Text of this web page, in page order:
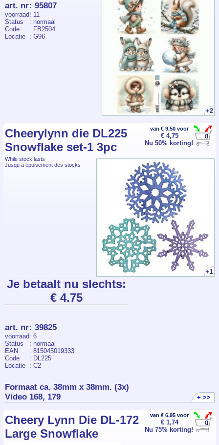
+2
art. nr: 95807
voorraad: 11
Status
: normaal
Code
: FB2504
Locatie : G96
van € 9,50 voor
€ 4,75
Nu 50% korting!
Cheerylynn die DL225
Snowflake set-1 3pc
+1
While stock lasts
Jusqu a epuisement des stocks
Je betaalt nu slechts:
€ 4.75
art. nr: 39825
voorraad: 6
Status
: normaal
EAN
: 815045019333
Code
: DL225
Locatie : C2
Formaat ca. 38mm x 38mm. (3x)
Video 168, 179
+ >>
van € 6,95 voor
€ 1,74
Nu 75% korting!
Cheery Lynn Die DL-172
Large Snowflake